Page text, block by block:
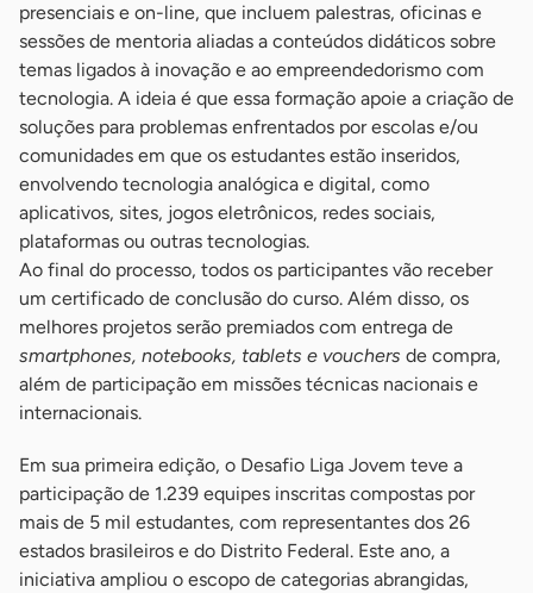
presenciais e on-line, que incluem palestras, oficinas e
sessões de mentoria aliadas a conteúdos didáticos sobre
temas ligados à inovação e ao empreendedorismo com
tecnologia. A ideia é que essa formação apoie a criação de
soluções para problemas enfrentados por escolas e/ou
comunidades em que os estudantes estão inseridos,
envolvendo tecnologia analógica e digital, como
aplicativos, sites, jogos eletrônicos, redes sociais,
plataformas ou outras tecnologias.
Ao final do processo, todos os participantes vão receber
um certificado de conclusão do curso. Além disso, os
melhores projetos serão premiados com entrega de
smartphones, notebooks, tablets e vouchers de compra,
além de participação em missões técnicas nacionais e
internacionais.
Em sua primeira edição, o Desafio Liga Jovem teve a
participação de 1.239 equipes inscritas compostas por
mais de 5 mil estudantes, com representantes dos 26
estados brasileiros e do Distrito Federal. Este ano, a
iniciativa ampliou o escopo de categorias abrangidas,